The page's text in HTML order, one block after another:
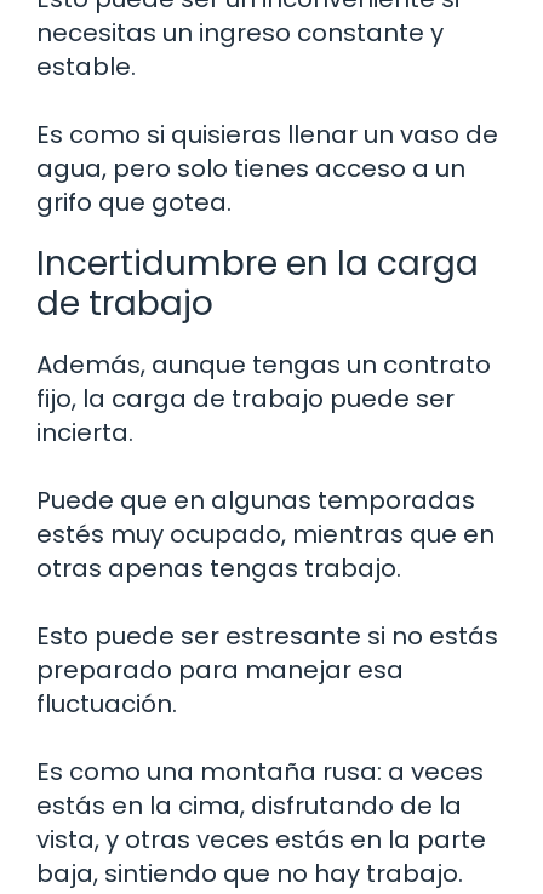
necesitas un ingreso constante y
estable.
Es como si quisieras llenar un vaso de
agua, pero solo tienes acceso a un
grifo que gotea.
Incertidumbre en la carga
de trabajo
Además, aunque tengas un contrato
fijo, la carga de trabajo puede ser
incierta.
Puede que en algunas temporadas
estés muy ocupado, mientras que en
otras apenas tengas trabajo.
Esto puede ser estresante si no estás
preparado para manejar esa
fluctuación.
Es como una montaña rusa: a veces
estás en la cima, disfrutando de la
vista, y otras veces estás en la parte
baja, sintiendo que no hay trabajo.